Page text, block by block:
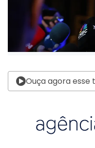
Ouça agora esse